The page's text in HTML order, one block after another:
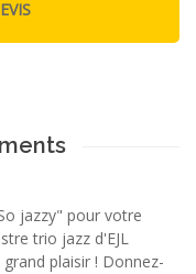
jazzy" pour votre
trio jazz d'EJL
plaisir ! Donnez-